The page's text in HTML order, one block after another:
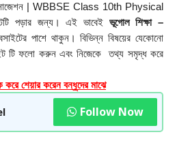
সাজেশন | WBBSE Class 10th Physical
পড়ার জন্য। এই ভাবেই
পাশে থাকুন। বিভিন্ন বিষয়ের যেকোনো
টি ফলাে করুন এবং নিজেকে  তথ্য সমৃদ্ধ করে
করে শেয়ার করেন বন্ধুদের মাঝে
Follow Now